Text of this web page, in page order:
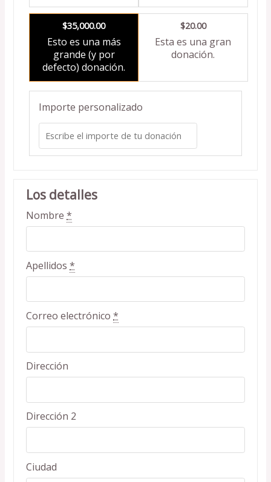
$35,000.00
Esto es una más
grande (y por
defecto) donación.
$20.00
Esta es una gran
donación.
Importe personalizado
Los detalles
Nombre*
Apellidos*
Correo electrónico*
Dirección
Dirección 2
Ciudad